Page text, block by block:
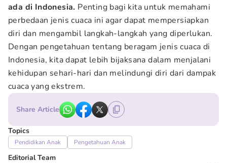
ada di Indonesia. Penting bagi kita untuk memahami
perbedaan jenis cuaca ini agar dapat mempersiapkan
diri dan mengambil langkah-langkah yang diperlukan.
Dengan pengetahuan tentang beragam jenis cuaca di
Indonesia, kita dapat lebih bijaksana dalam menjalani
kehidupan sehari-hari dan melindungi diri dari dampak
cuaca yang ekstrem.
Share Article
Topics
Pendidikan Anak Pengetahuan Anak
Editorial Team